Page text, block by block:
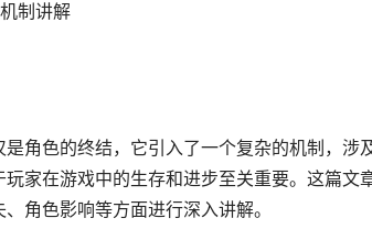
制讲解
是角色的终结，它引入了一个复杂的机制，涉
家在游戏中的生存和进步至关重要。这篇文
角色影响等方面进行深入讲解。